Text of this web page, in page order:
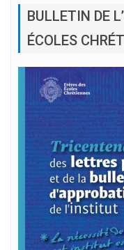
BULLETIN DE
ÉCOLES